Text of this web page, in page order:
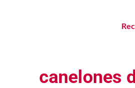
canelones